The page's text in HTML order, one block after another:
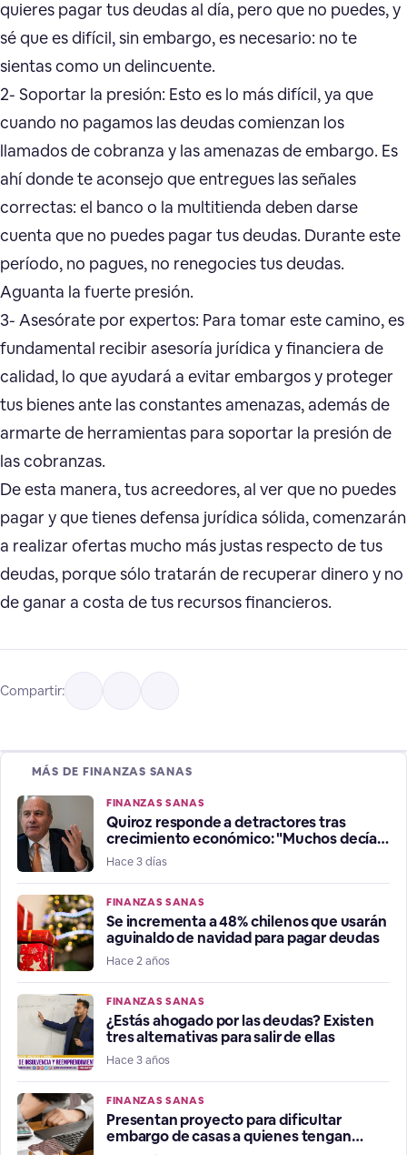
quieres pagar tus deudas al día, pero que no puedes, y
sé que es difícil, sin embargo, es necesario: no te
sientas como un delincuente.
2- Soportar la presión: Esto es lo más difícil, ya que
cuando no pagamos las deudas comienzan los
llamados de cobranza y las amenazas de embargo. Es
ahí donde te aconsejo que entregues las señales
correctas: el banco o la multitienda deben darse
cuenta que no puedes pagar tus deudas. Durante este
período, no pagues, no renegocies tus deudas.
Aguanta la fuerte presión.
3- Asesórate por expertos: Para tomar este camino, es
fundamental recibir asesoría jurídica y financiera de
calidad, lo que ayudará a evitar embargos y proteger
tus bienes ante las constantes amenazas, además de
armarte de herramientas para soportar la presión de
las cobranzas.
De esta manera, tus acreedores, al ver que no puedes
pagar y que tienes defensa jurídica sólida, comenzarán
a realizar ofertas mucho más justas respecto de tus
deudas, porque sólo tratarán de recuperar dinero y no
de ganar a costa de tus recursos financieros.
Compartir:
MÁS DE FINANZAS SANAS
FINANZAS SANAS
Quiroz responde a detractores tras
crecimiento económico: "Muchos decían
que estábamos en recesión"
Hace 3 días
FINANZAS SANAS
Se incrementa a 48% chilenos que usarán
aguinaldo de navidad para pagar deudas
Hace 2 años
FINANZAS SANAS
¿Estás ahogado por las deudas? Existen
tres alternativas para salir de ellas
Hace 3 años
FINANZAS SANAS
Presentan proyecto para dificultar
embargo de casas a quienes tengan